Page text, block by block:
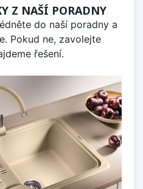
Z NAŠÍ PORADNY
do naší poradny a
Pokud ne, zavolejte
řešení.